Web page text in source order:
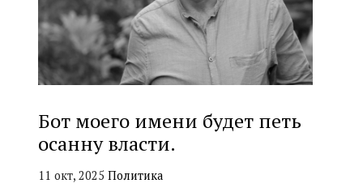
Бот моего имени будет петь
осанну власти.
11 окт, 2025 Политика